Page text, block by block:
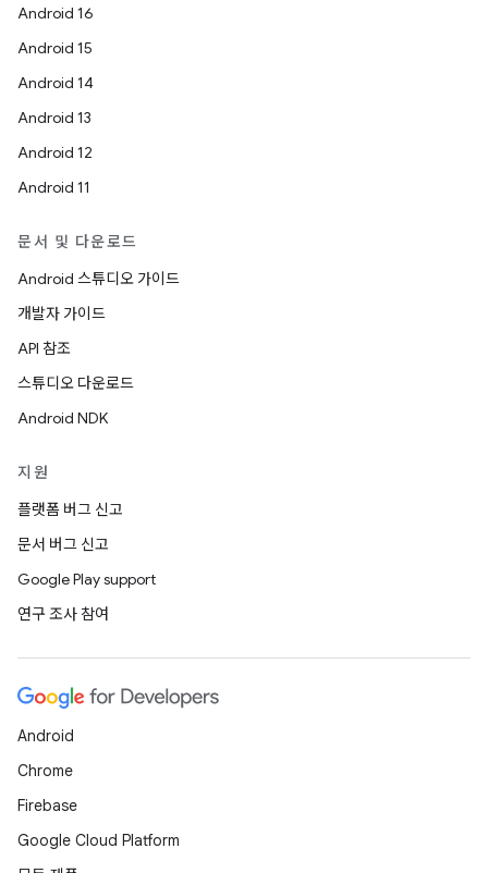
Android 16
Android 15
Android 14
Android 13
Android 12
Android 11
문서 및 다운로드
Android 스튜디오 가이드
개발자 가이드
API 참조
스튜디오 다운로드
Android NDK
지원
플랫폼 버그 신고
문서 버그 신고
Google Play support
연구 조사 참여
Android
Chrome
Firebase
Google Cloud Platform